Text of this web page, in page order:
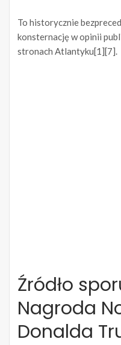
To historycznie
konsternację w opinii
stronach Atlantyku[1][7].
Źródło
Nagroda
Donalda